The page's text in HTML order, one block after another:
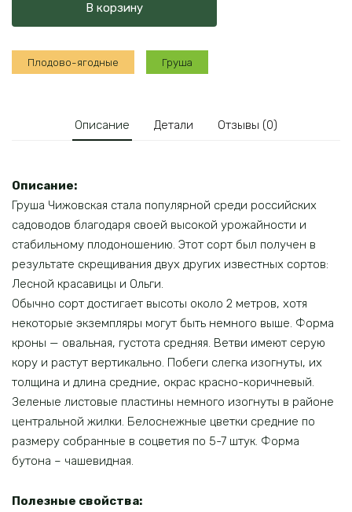
Чижовская
В корзину
Плодово-ягодные Груша
Описание Детали Отзывы (0)
Описание:
Груша Чижовская стала популярной среди российских
садоводов благодаря своей высокой урожайности и
стабильному плодоношению. Этот сорт был получен в
результате скрещивания двух других известных сортов:
Лесной красавицы и Ольги.
Обычно сорт достигает высоты около 2 метров, хотя
некоторые экземпляры могут быть немного выше. Форма
кроны — овальная, густота средняя. Ветви имеют серую
кору и растут вертикально. Побеги слегка изогнуты, их
толщина и длина средние, окрас красно-коричневый.
Зеленые листовые пластины немного изогнуты в районе
центральной жилки. Белоснежные цветки средние по
размеру собранные в соцветия по 5-7 штук. Форма
бутона – чашевидная.
Полезные свойства: